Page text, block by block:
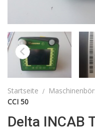
Startseite
CCI 50
Delta INCAB